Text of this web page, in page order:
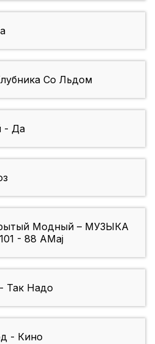
Со Льдом
- Да
Модный – МУЗЫКА
- 88 AMaj
Так Надо
- Кино